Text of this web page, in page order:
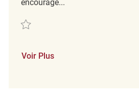
encourage...
Sauvegarder Retail Part-Tie
Voir Plus